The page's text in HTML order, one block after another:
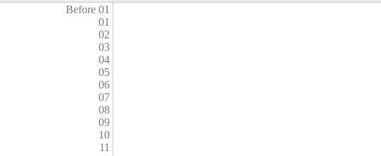
Before 01
01
02
03
04
05
06
07
08
09
10
11